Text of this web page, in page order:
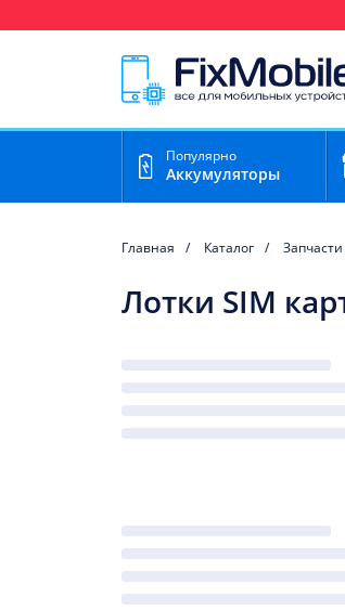
Популярно
Аккумуляторы
Главная Каталог
Лотки SIM